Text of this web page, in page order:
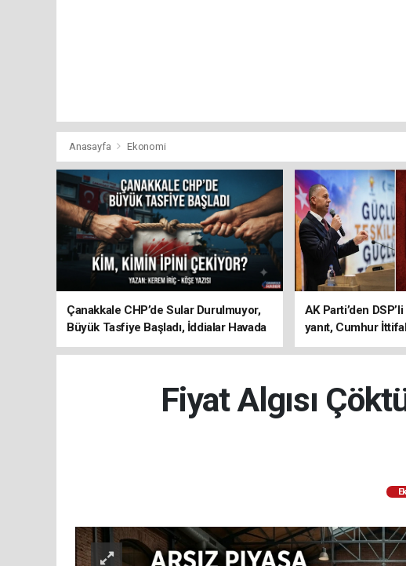
Anasayfa Ekonomi
Çanakkale CHP’de Sular Durulmuyor,
Büyük Tasfiye Başladı, İddialar Havada
Uçuşuyor
AK Parti’den DSP’li
yanıt, Cumhur
ediyoruz
Fiyat Algısı